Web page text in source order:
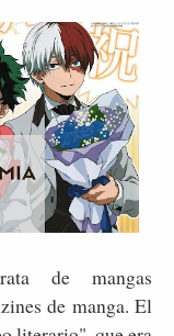
de mangas
de manga. El